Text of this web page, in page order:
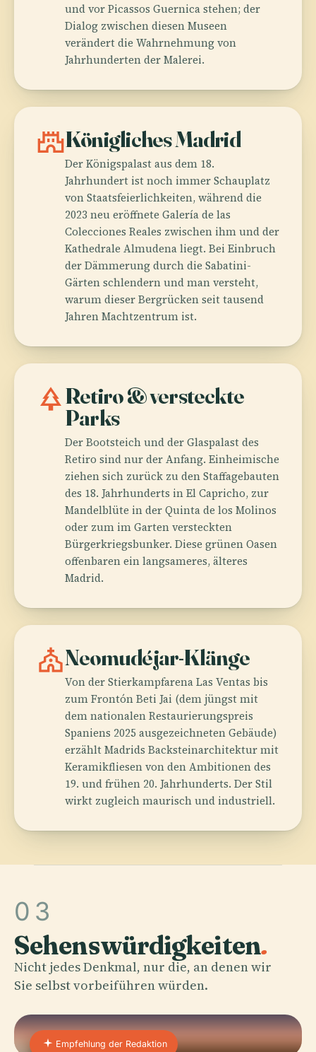
und vor Picassos Guernica stehen; der
Dialog zwischen diesen Museen
verändert die Wahrnehmung von
Jahrhunderten der Malerei.
castleKönigliches Madrid
Der Königspalast aus dem 18.
Jahrhundert ist noch immer Schauplatz
von Staatsfeierlichkeiten, während die
2023 neu eröffnete Galería de las
Colecciones Reales zwischen ihm und der
Kathedrale Almudena liegt. Bei Einbruch
der Dämmerung durch die Sabatini-
Gärten schlendern und man versteht,
warum dieser Bergrücken seit tausend
Jahren Machtzentrum ist.
parkRetiro & versteckte
Parks
Der Bootsteich und der Glaspalast des
Retiro sind nur der Anfang. Einheimische
ziehen sich zurück zu den Staffagebauten
des 18. Jahrhunderts in El Capricho, zur
Mandelblüte in der Quinta de los Molinos
oder zum im Garten versteckten
Bürgerkriegsbunker. Diese grünen Oasen
offenbaren ein langsameres, älteres
Madrid.
churchNeomudéjar-Klänge
Von der Stierkampfarena Las Ventas bis
zum Frontón Beti Jai (dem jüngst mit
dem nationalen Restaurierungspreis
Spaniens 2025 ausgezeichneten Gebäude)
erzählt Madrids Backsteinarchitektur mit
Keramikfliesen von den Ambitionen des
19. und frühen 20. Jahrhunderts. Der Stil
wirkt zugleich maurisch und industriell.
03
Sehenswürdigkeiten.
Nicht jedes Denkmal, nur die, an denen wir
Sie selbst vorbeiführen würden.
Empfehlung der Redaktion